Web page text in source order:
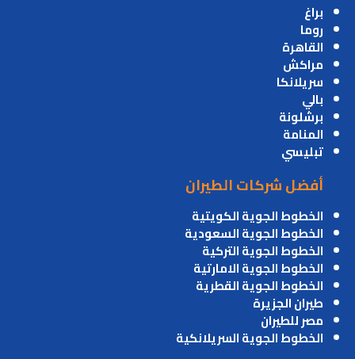
براغ
روما
القاهرة
مراكش
سريلانكا
بالي
برشلونة
المنامة
تبليسي
أفضل شركات الطيران
الخطوط الجوية الكويتية
الخطوط الجوية السعودية
الخطوط الجوية التركية
الخطوط الجوية الامارتية
الخطوط الجوية القطرية
طيران الجزيرة
مصر للطيران
الخطوط الجوية السريلانكية